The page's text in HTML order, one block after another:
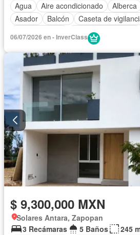
Agua
Aire acondicionado Alberca
Asador
Balcón Caseta de
Cuarto de Limpieza
Gimnasio
Recámara con closet
Azotea
Sala
Seguridad
Televisión por cable
Zonas verdes
06/07/2026 en - InverClass
$ 9,300,000 MXN
Solares Antara, Zapopan
3 Recámaras
5 Baños
245